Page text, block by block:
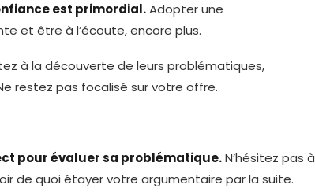
est primordial.Adopter une
et être à l’écoute, encore plus.
à la découverte de leurs problématiques,
restez pas focalisé sur votre offre.
pour évaluer sa problématique.N’hésitez pas à
de quoi étayer votre argumentaire par la suite.